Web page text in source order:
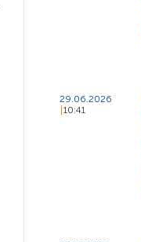
29.06.2026
10:41